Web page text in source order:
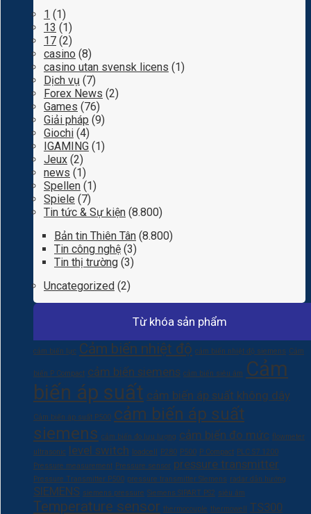
1 (1)
13 (1)
17 (2)
casino (8)
casino utan svensk licens (1)
Dịch vụ (7)
Forex News (2)
Games (76)
Giải pháp (9)
Giochi (4)
IGAMING (1)
Jeux (2)
news (1)
Spellen (1)
Spiele (7)
Tin tức & Sự kiện (8.800)
Bản tin Thiên Tân (8.800)
Tin công nghệ (3)
Tin thị trường (3)
Uncategorized (2)
Từ khóa sản phẩm
cảm biến lực Cảm biến nhiệt độ cảm biến nhiệt độ siemens Cảm
biến P Compact cảm biến siemens cảm biến siêu âm Cảm
biến áp suất cảm biến áp suất không dây
Cảm biến áp suất P500 cảm biến áp suất
siemens cảm biến đo lưu lượng cảm biến đo mức flowmeter
ultrasonic level switch loadcell P280 P500 P Compact PLC S7 1200
Pressure measurement Pressure sensor pressure transmitter
Pressure Transmitter P500 pressure transmitter SIemens radar dẫn hướng
SIEMENS siemens pressure Siemens SIPART PS2 siêu âm
Temperature sensor thermocouple thermowell
TS300